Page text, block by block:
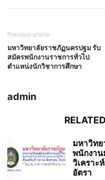
Previous article
มหาวิทยาลัยราชภัฏนครปฐม รับ
สมัครพนักงานราชการทั่วไป
ตำแหน่งนักวิชาการศึกษา
admin
มหาวิทย
พนักงา
วิเคราะ
อัตรา